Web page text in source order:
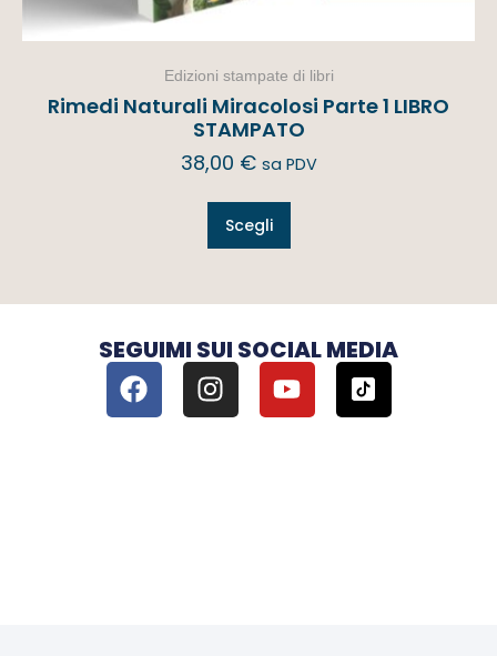
Edizioni stampate di libri
Rimedi Naturali Miracolosi Parte 1 LIBRO
STAMPATO
38,00 € sa PDV
Scegli
SEGUIMI SUI SOCIAL MEDIA